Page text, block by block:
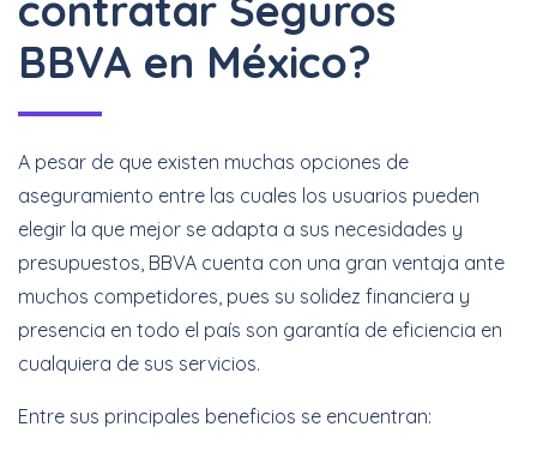
BBVA en México?
A pesar de que existen muchas opciones de
aseguramiento entre las cuales los usuarios pueden
elegir la que mejor se adapta a sus necesidades y
presupuestos, BBVA cuenta con una gran ventaja ante
muchos competidores, pues su solidez financiera y
presencia en todo el país son garantía de eficiencia en
cualquiera de sus servicios.
Entre sus principales beneficios se encuentran: